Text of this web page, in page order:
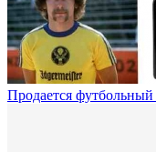
Продается футбольный